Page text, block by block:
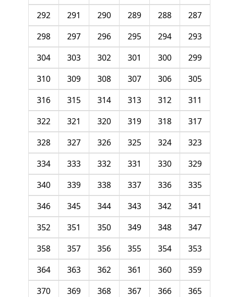
287
288
289
290
291
292
293
294
295
296
297
298
299
300
301
302
303
304
305
306
307
308
309
310
311
312
313
314
315
316
317
318
319
320
321
322
323
324
325
326
327
328
329
330
331
332
333
334
335
336
337
338
339
340
341
342
343
344
345
346
347
348
349
350
351
352
353
354
355
356
357
358
359
360
361
362
363
364
365
366
367
368
369
370